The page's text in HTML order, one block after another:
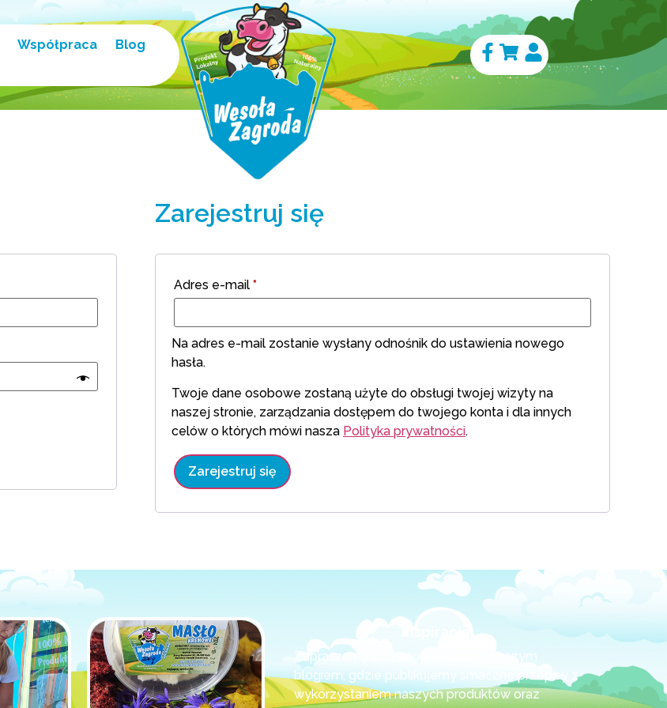
Współpraca
Blog
Zarejestruj się
Adres e-mail *
Na adres e-mail zostanie wysłany odnośnik do ustawienia nowego
hasła.
Twoje dane osobowe zostaną użyte do obsługi twojej wizyty na
naszej stronie, zarządzania dostępem do twojego konta i dla innych
celów o których mówi nasza Polityka prywatności.
Zarejestruj się
Zapraszamy do zapoznania się z naszym
blogiem, gdzie publikujemy smaczne przepisy z
wykorzystaniem naszych produktów oraz